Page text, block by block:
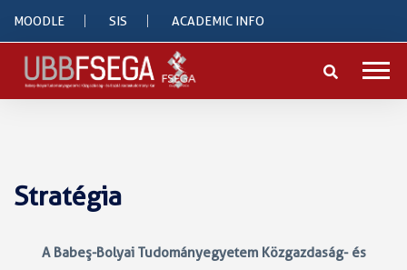
MOODLE SIS ACADEMIC INFO
Stratégia
A Babeş-Bolyai Tudományegyetem Közgazdaság- és